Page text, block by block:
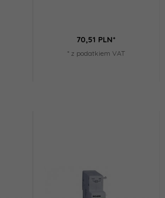
70,51 PLN*
* z podatkiem VAT